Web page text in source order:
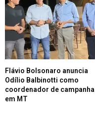
Flávio Bolsonaro anuncia
Odílio Balbinotti como
coordenador de campanha
em MT